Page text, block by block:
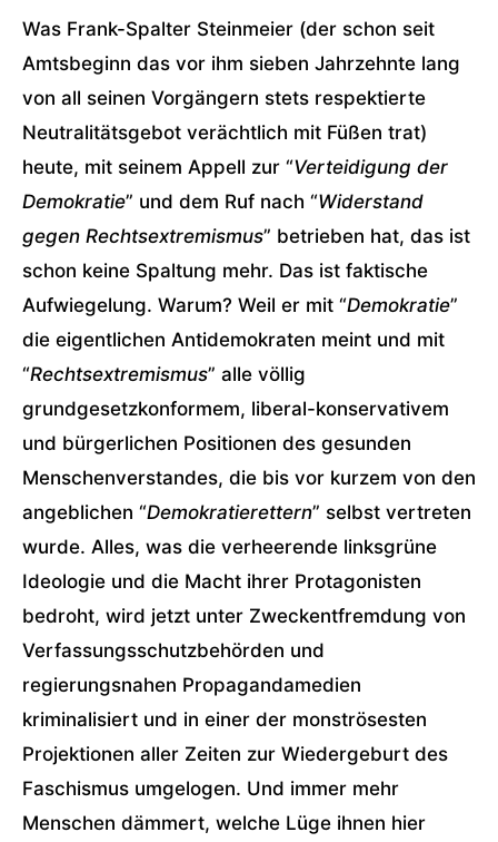
Was Frank-Spalter Steinmeier (der schon seit
Amtsbeginn das vor ihm sieben Jahrzehnte lang
von all seinen Vorgängern stets respektierte
Neutralitätsgebot verächtlich mit Füßen trat)
heute, mit seinem Appell zur “Verteidigung der
Demokratie” und dem Ruf nach “Widerstand
gegen Rechtsextremismus” betrieben hat, das ist
schon keine Spaltung mehr. Das ist faktische
Aufwiegelung. Warum? Weil er mit “Demokratie”
die eigentlichen Antidemokraten meint und mit
“Rechtsextremismus” alle völlig
grundgesetzkonformem, liberal-konservativem
und bürgerlichen Positionen des gesunden
Menschenverstandes, die bis vor kurzem von den
angeblichen “Demokratierettern” selbst vertreten
wurde. Alles, was die verheerende linksgrüne
Ideologie und die Macht ihrer Protagonisten
bedroht, wird jetzt unter Zweckentfremdung von
Verfassungsschutzbehörden und
regierungsnahen Propagandamedien
kriminalisiert und in einer der monströsesten
Projektionen aller Zeiten zur Wiedergeburt des
Faschismus umgelogen. Und immer mehr
Menschen dämmert, welche Lüge ihnen hier